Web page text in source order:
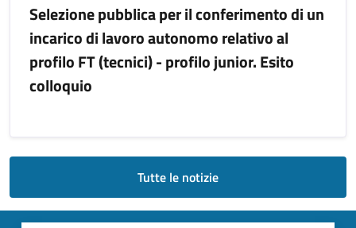
Selezione pubblica per il conferimento di un
incarico di lavoro autonomo relativo al
profilo FT (tecnici) - profilo junior. Esito
colloquio
Tutte le notizie